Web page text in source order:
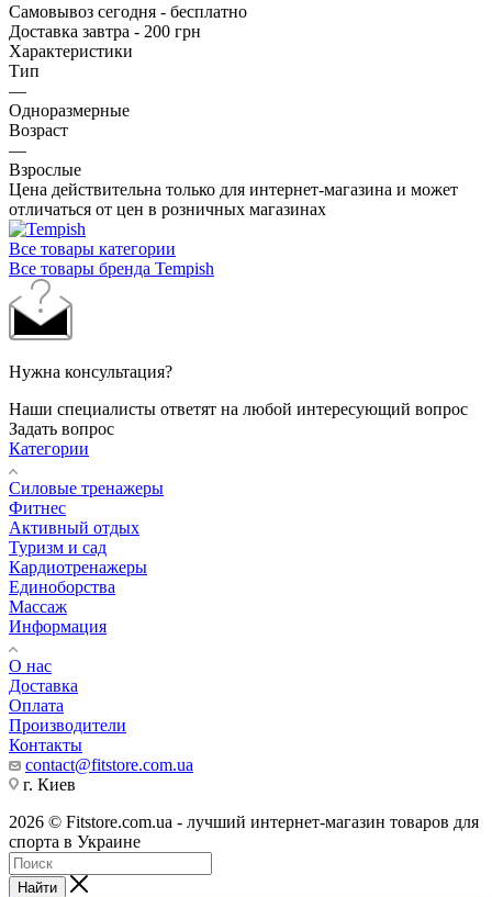
Самовывоз сегодня - бесплатно
Доставка завтра - 200 грн
Характеристики
Тип
—
Одноразмерные
Возраст
—
Взрослые
Цена действительна только для интернет-магазина и может
отличаться от цен в розничных магазинах
Все товары категории
Все товары бренда Tempish
Нужна консультация?
Наши специалисты ответят на любой интересующий вопрос
Задать вопрос
Категории
Силовые тренажеры
Фитнес
Активный отдых
Туризм и сад
Кардиотренажеры
Единоборства
Массаж
Информация
О нас
Доставка
Оплата
Производители
Контакты
contact@fitstore.com.ua
г. Киев
2026 © Fitstore.com.ua - лучший интернет-магазин товаров для
спорта в Украине
Найти